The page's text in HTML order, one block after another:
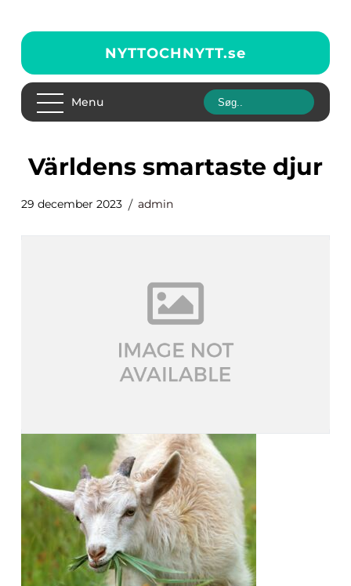
NYTTOCHNYTT.se
Menu
världens smartaste djur
29 december 2023 admin